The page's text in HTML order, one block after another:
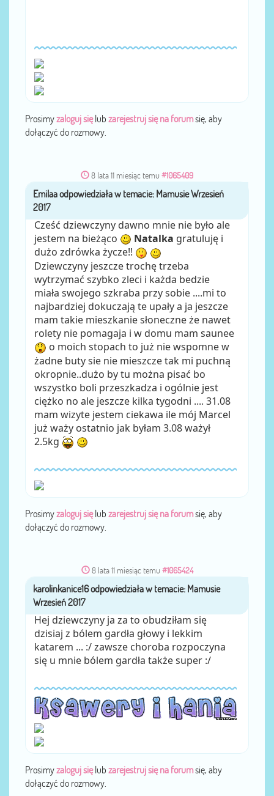
Prosimyzaloguj sięlub zarejestruj się na forumsię, aby
dołączyć do rozmowy.
8 lata 11 miesiąc temu #1065409
przezEmilaa
Cześć dziewczyny dawno mnie nie było ale
jestem na bieżąco
Natalka gratuluję i
dużo zdrówka życze!!
Dziewczyny jeszcze trochę trzeba
wytrzymać szybko zleci i każda bedzie
miała swojego szkraba przy sobie ....mi to
najbardziej dokuczają te upały a ja jeszcze
mam takie mieszkanie słoneczne że nawet
rolety nie pomagaja i w domu mam saunee
o moich stopach to już nie wspomne w
żadne buty sie nie mieszcze tak mi puchną
okropnie..dużo by tu można pisać bo
wszystko boli przeszkadza i ogólnie jest
ciężko no ale jeszcze kilka tygodni .... 31.08
mam wizyte jestem ciekawa ile mój Marcel
już waży ostatnio jak byłam 3.08 ważył
2.5kg
Prosimyzaloguj sięlub zarejestruj się na forumsię, aby
dołączyć do rozmowy.
8 lata 11 miesiąc temu #1065424
przezkarolinkanice16
Hej dziewczyny ja za to obudziłam się
dzisiaj z bólem gardła głowy i lekkim
katarem ... :/ zawsze choroba rozpoczyna
się u mnie bólem gardła także super :/
Prosimyzaloguj sięlub zarejestruj się na forumsię, aby
dołączyć do rozmowy.